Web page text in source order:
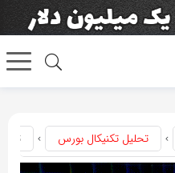
تحلیل تکنیکال بورس